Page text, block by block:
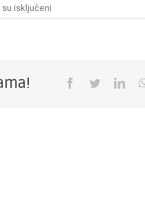
isključeni
Nabavka
potrebeFacebook
Twitter